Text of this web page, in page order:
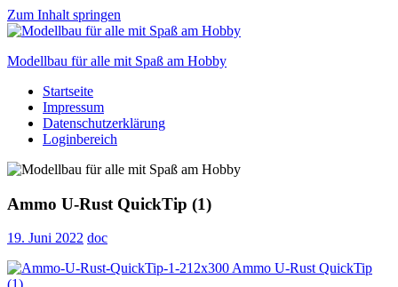
Zum Inhalt springen
Modellbau für alle mit Spaß am Hobby
Scale
modelling
to
Startseite
Impressum
Datenschutzerklärung
Loginbereich
Ammo U-Rust QuickTip (1)
19. Juni 2022 doc